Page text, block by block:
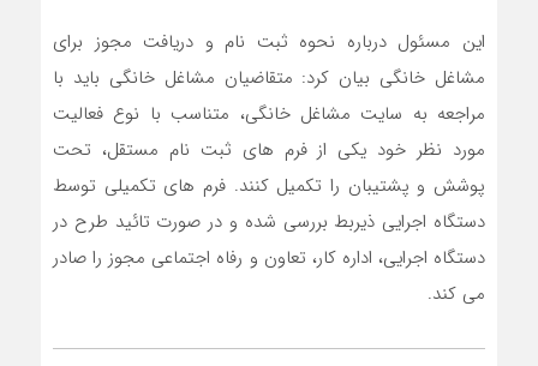
این مسئول درباره نحوه ثبت نام و دريافت مجوز براي
مشاغل خانگي بیان کرد: متقاضيان مشاغل خانگي باید با
مراجعه به سايت مشاغل خانگي،‌ متناسب با نوع فعاليت
مورد نظر خود يكي از فرم هاي ثبت نام مستقل، تحت
پوشش و پشتيبان را تكميل کنند. فرم هاي تكميلي توسط
دستگاه اجرایي ذيربط بررسي شده و در صورت تائيد طرح در
دستگاه اجرایي، اداره کار، تعاون و رفاه اجتماعی مجوز را صادر
می کند.